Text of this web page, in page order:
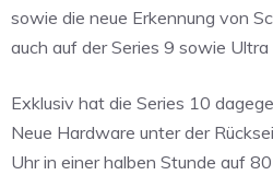
sowie die neue Erkennung von
auch auf der Series 9 sowie
Exklusiv hat die Series 10
Neue Hardware unter der
Uhr in einer halben Stunde auf